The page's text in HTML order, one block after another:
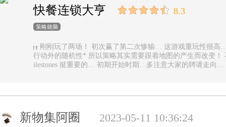
快餐连锁大亨 8.3
策略烧脑
刚刚玩了两场！ 初次赢了第二次惨输… 这游戏重玩性很高… 主要是唯一的随机性是地图… 除了玩家
行动外的随机性* 所以策略其实需要跟着地图的产生而改变！ 不能一直使用一样的科技书！ 然后记得m
ilestones 挺重要的… 初期开始时期…多注意大家的聘请走向
新物集阿圈 2023-05-11 10:36:24